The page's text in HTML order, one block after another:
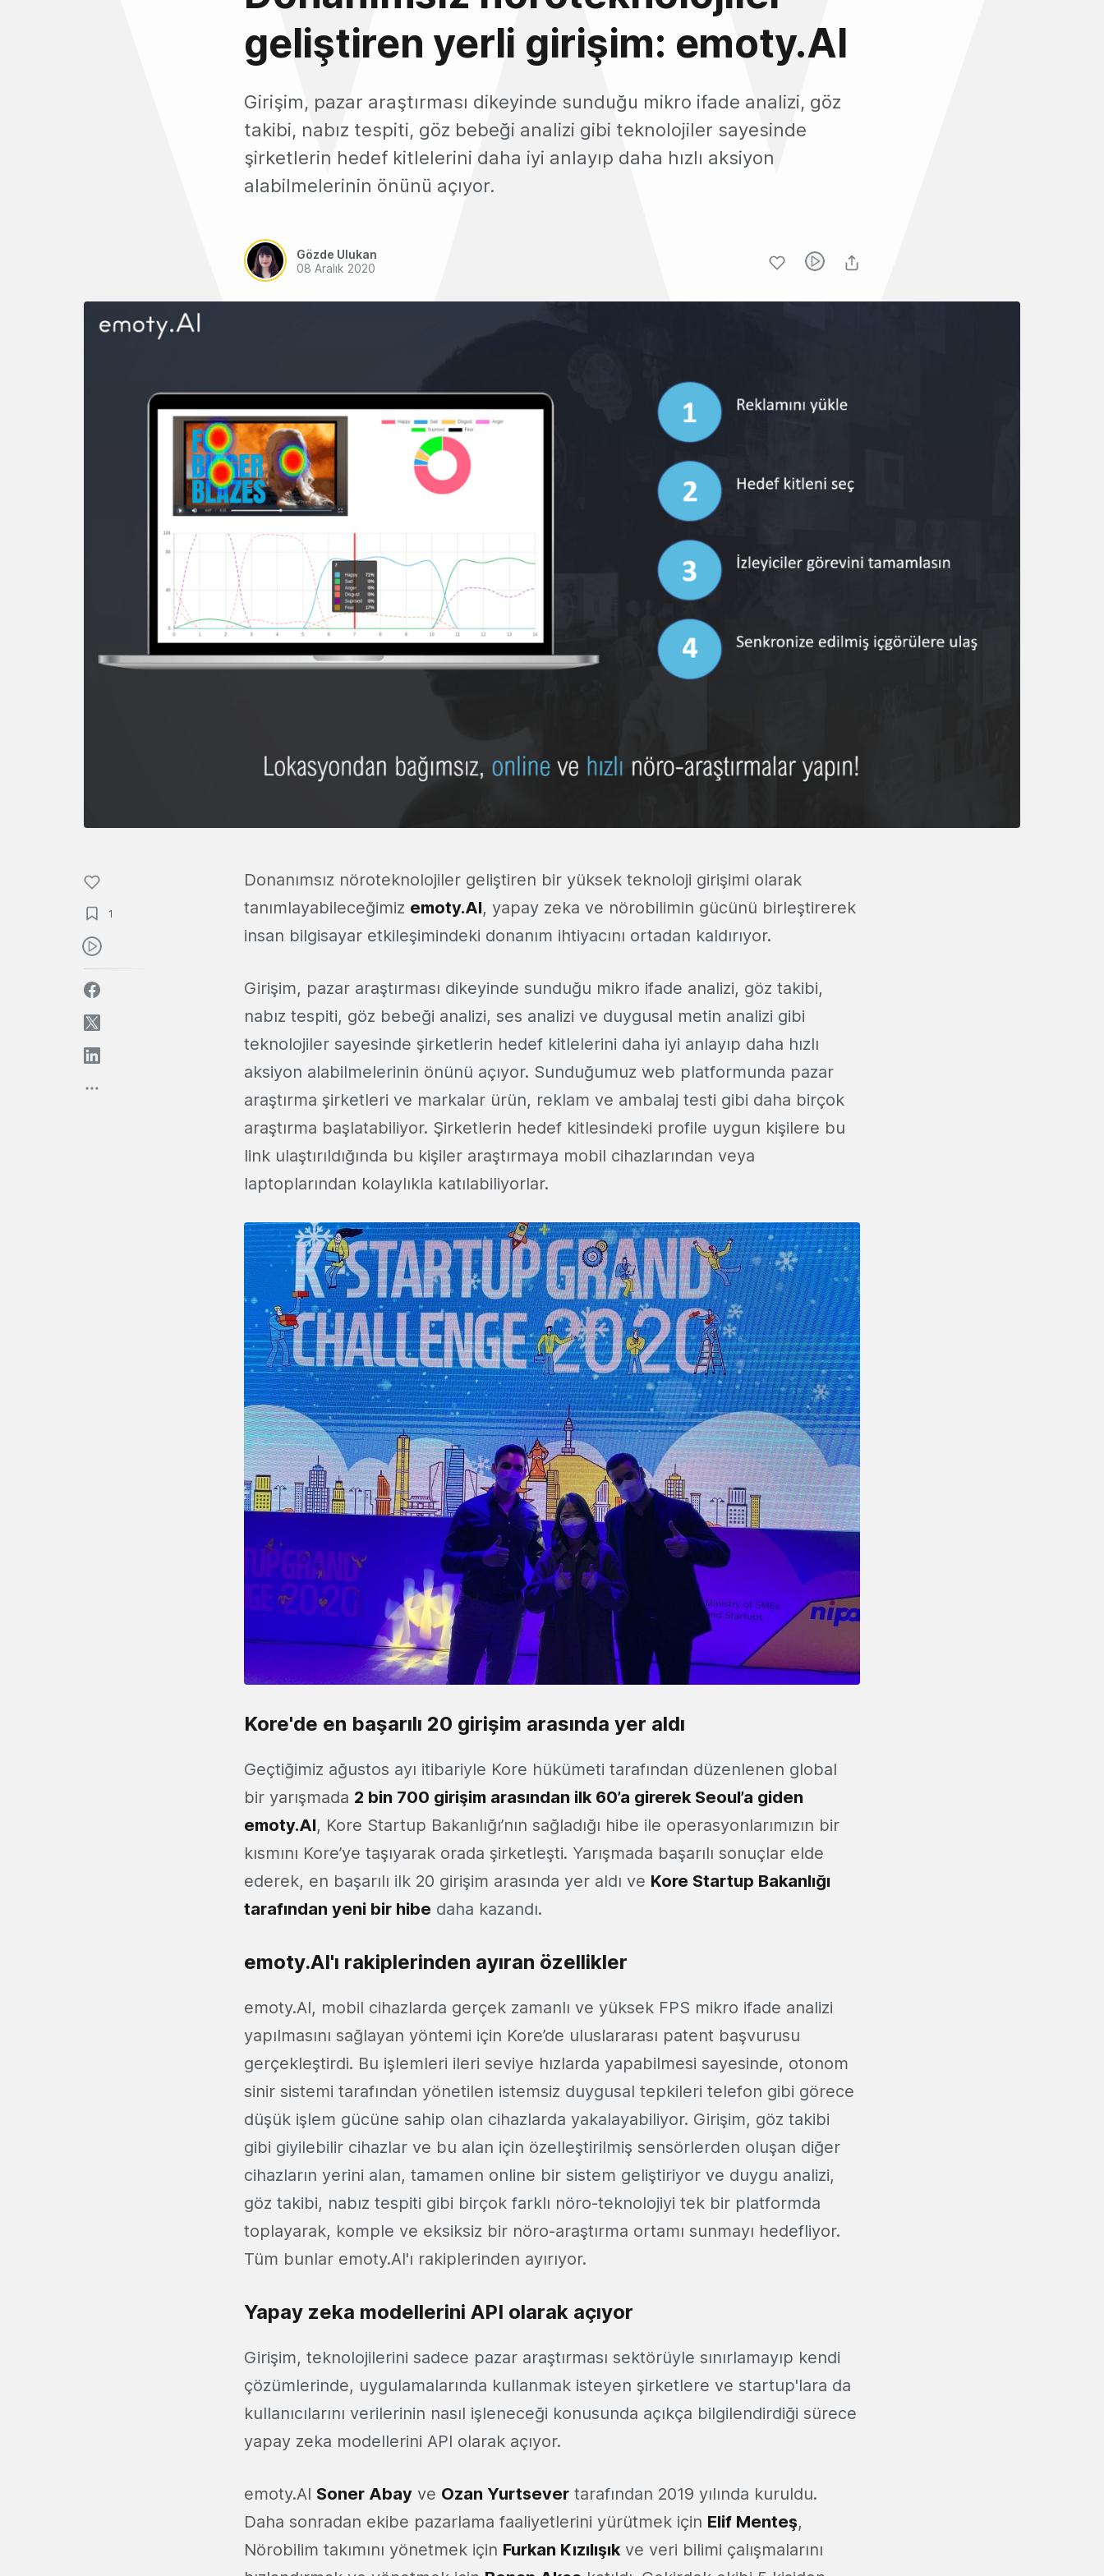
geliştiren yerli girişim: emoty.AI
Girişim, pazar araştırması dikeyinde sunduğu mikro ifade analizi, göz
takibi, nabız tespiti, göz bebeği analizi gibi teknolojiler sayesinde
şirketlerin hedef kitlelerini daha iyi anlayıp daha hızlı aksiyon
alabilmelerinin önünü açıyor.
Gözde Ulukan
08 Aralık 2020
1
Donanımsız nöroteknolojiler geliştiren bir yüksek teknoloji girişimi olarak
tanımlayabileceğimiz emoty.AI, yapay zeka ve nörobilimin gücünü birleştirerek
insan bilgisayar etkileşimindeki donanım ihtiyacını ortadan kaldırıyor.
Girişim, pazar araştırması dikeyinde sunduğu mikro ifade analizi, göz takibi,
nabız tespiti, göz bebeği analizi, ses analizi ve duygusal metin analizi gibi
teknolojiler sayesinde şirketlerin hedef kitlelerini daha iyi anlayıp daha hızlı
aksiyon alabilmelerinin önünü açıyor. Sunduğumuz web platformunda pazar
araştırma şirketleri ve markalar ürün, reklam ve ambalaj testi gibi daha birçok
araştırma başlatabiliyor. Şirketlerin hedef kitlesindeki profile uygun kişilere bu
link ulaştırıldığında bu kişiler araştırmaya mobil cihazlarından veya
laptoplarından kolaylıkla katılabiliyorlar.
Kore'de en başarılı 20 girişim arasında yer aldı
Geçtiğimiz ağustos ayı itibariyle Kore hükümeti tarafından düzenlenen global
bir yarışmada 2 bin 700 girişim arasından ilk 60’a girerek Seoul’a giden
emoty.AI, Kore Startup Bakanlığı’nın sağladığı hibe ile operasyonlarımızın bir
kısmını Kore’ye taşıyarak orada şirketleşti. Yarışmada başarılı sonuçlar elde
ederek, en başarılı ilk 20 girişim arasında yer aldı ve Kore Startup Bakanlığı
tarafından yeni bir hibe daha kazandı.
emoty.AI'ı rakiplerinden ayıran özellikler
emoty.AI, mobil cihazlarda gerçek zamanlı ve yüksek FPS mikro ifade analizi
yapılmasını sağlayan yöntemi için Kore’de uluslararası patent başvurusu
gerçekleştirdi. Bu işlemleri ileri seviye hızlarda yapabilmesi sayesinde, otonom
sinir sistemi tarafından yönetilen istemsiz duygusal tepkileri telefon gibi görece
düşük işlem gücüne sahip olan cihazlarda yakalayabiliyor. Girişim, göz takibi
gibi giyilebilir cihazlar ve bu alan için özelleştirilmiş sensörlerden oluşan diğer
cihazların yerini alan, tamamen online bir sistem geliştiriyor ve duygu analizi,
göz takibi, nabız tespiti gibi birçok farklı nöro-teknolojiyi tek bir platformda
toplayarak, komple ve eksiksiz bir nöro-araştırma ortamı sunmayı hedefliyor.
Tüm bunlar emoty.AI'ı rakiplerinden ayırıyor.
Yapay zeka modellerini API olarak açıyor
Girişim, teknolojilerini sadece pazar araştırması sektörüyle sınırlamayıp kendi
çözümlerinde, uygulamalarında kullanmak isteyen şirketlere ve startup'lara da
kullanıcılarını verilerinin nasıl işleneceği konusunda açıkça bilgilendirdiği sürece
yapay zeka modellerini API olarak açıyor.
emoty.AI Soner Abay ve Ozan Yurtsever tarafından 2019 yılında kuruldu.
Daha sonradan ekibe pazarlama faaliyetlerini yürütmek için Elif Menteş,
Nörobilim takımını yönetmek için Furkan Kızılışık ve veri bilimi çalışmalarını